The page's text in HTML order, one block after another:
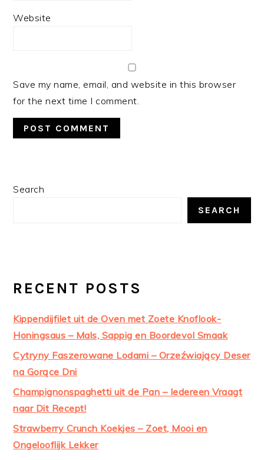
Website
Save my name, email, and website in this browser
for the next time I comment.
PRIMARY
Search
SEARCH
RECENT POSTS
Kippendijfilet uit de Oven met Zoete Knoflook-
Honingsaus – Mals, Sappig en Boordevol Smaak
Cytryny Faszerowane Lodami – Orzeźwiający Deser
na Gorące Dni
Champignonspaghetti uit de Pan – Iedereen Vraagt
naar Dit Recept!
Strawberry Crunch Koekjes – Zoet, Mooi en
Ongelooflijk Lekker